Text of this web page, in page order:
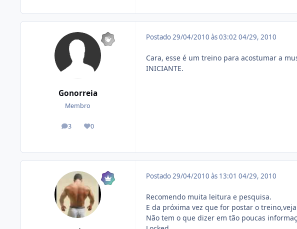
Gonorreia
Membro
3
posts 0
Reputação
Postado29/04/2010 às 03:02 04/29, 2010
Cara, esse é um treino para acostumar a
INICIANTE.
Postado29/04/2010 às 13:01 04/29, 2010
Recomendo muita leitura e pesquisa.
E da próxima vez que for postar o
Não tem o que dizer em tão poucas